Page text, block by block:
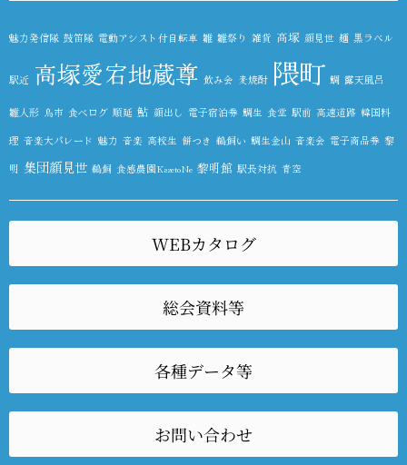
魅力発信隊 鼓笛隊 電動アシスト付自転車 雛 雛祭り 雑貨 高塚 顔見世 麺 黒ラベル
駅近 高塚愛宕地蔵尊 飲み会 麦焼酎 隈町 鯛 露天風呂
雛人形 鳥市 食べログ 順延 鮎 顔出し 電子宿泊券 鯛生 食堂 駅前 高速道路 韓国料
理 音楽大パレード 魅力 音楽 高校生 餅つき 鵜飼い 鯛生金山 音楽会 電子商品券 黎
明 集団顔見世 鵜飼 食感農園KazetoNe 黎明館 駅長対抗 青空
WEBカタログ
総会資料等
各種データ等
お問い合わせ